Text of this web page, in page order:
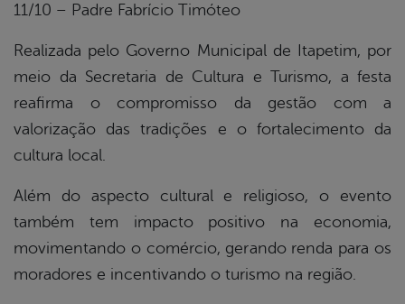
11/10 – Padre Fabrício Timóteo
Realizada pelo Governo Municipal de Itapetim, por
meio da Secretaria de Cultura e Turismo, a festa
reafirma o compromisso da gestão com a
valorização das tradições e o fortalecimento da
cultura local.
Além do aspecto cultural e religioso, o evento
também tem impacto positivo na economia,
movimentando o comércio, gerando renda para os
moradores e incentivando o turismo na região.